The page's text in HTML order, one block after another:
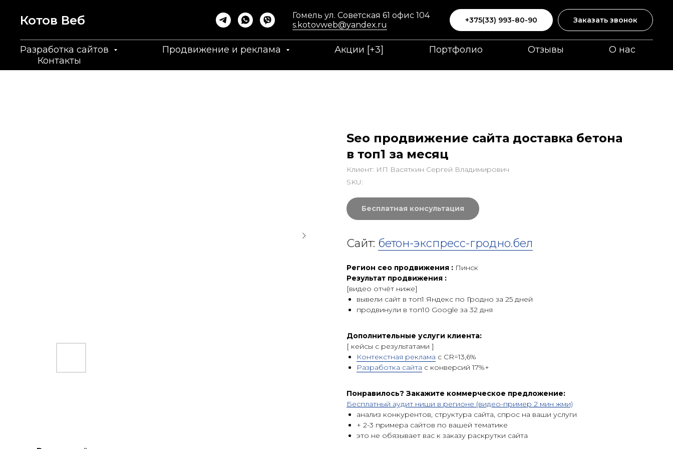
Котов Вeб
Гомель ул. Советская 61 офис 104
s.kotovweb@yandex.ru
+375(33) 993-80-90 Заказать звонок
Разработка сайтов Продвижение и реклама Акции [+3] Портфолио Отзывы
О нас
Контакты
Seo продвижение сайта доставка бетона
в топ1 за месяц
Клиент: ИП Васяткин Сергей Владимирович
SKU:
Бесплатная консультация
Сайт: бетон-экспресс-гродно.бел
Регион сео продвижения : Пинск
Результат продвижения :
[видео отчёт ниже]
вывели сайт в топ1 Яндекс по Гродно за 25 дней
продвинули в топ10 Google за 32 дня
Дополнительные услуги клиента:
[ кейсы c результатами ]
Контекстная реклама c CR=13,6%
Разработка сайта с конверсий 17%+
Понравилось? Закажите коммерческое предложение:
Бесплатный аудит ниши в регионе (видео-пример 2 мин жми)
анализ конкурентов, структура сайта, спрос на ваши услуги
+ 2-3 примера сайтов по вашей тематике
это не обязывает вас к заказу раскрутки сайта